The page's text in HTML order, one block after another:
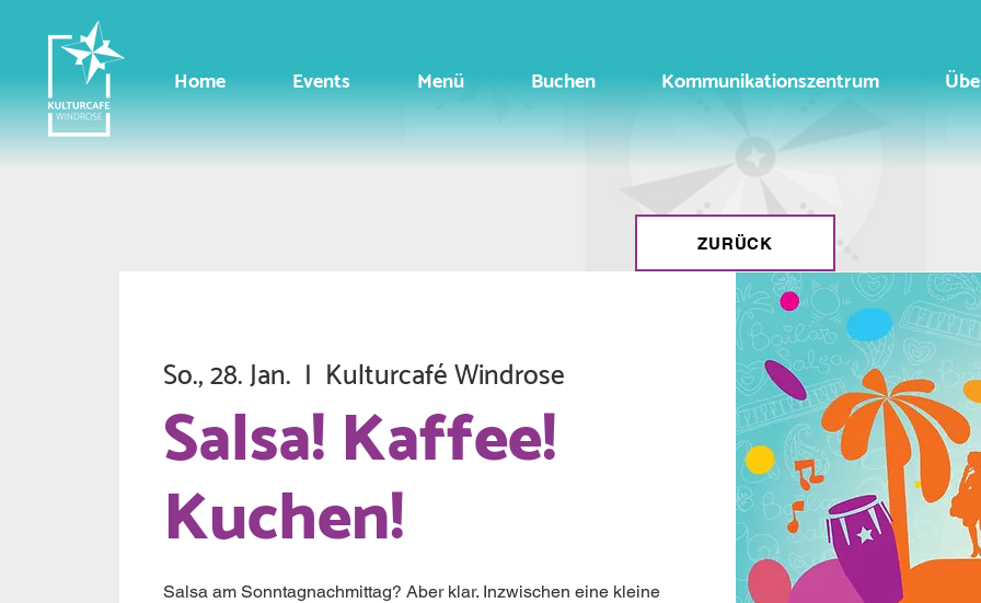
Home Events Menü Buchen Kommunikationszentrum
ZURÜCK
So., 28. Jan.
  |
Kulturcafé Windrose
Salsa! Kaffee!
Kuchen!
Salsa am Sonntagnachmittag? Aber klar. Inzwischen eine kleine